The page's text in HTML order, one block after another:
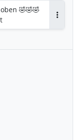
🤣🤣🤣